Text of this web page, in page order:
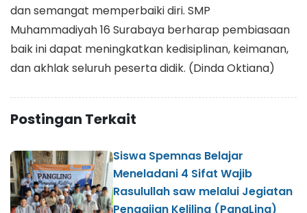
dan semangat memperbaiki diri. SMP
Muhammadiyah 16 Surabaya berharap pembiasaan
baik ini dapat meningkatkan kedisiplinan, keimanan,
dan akhlak seluruh peserta didik. (Dinda Oktiana)
Postingan Terkait
Siswa Spemnas Belajar
Meneladani 4 Sifat Wajib
Rasulullah saw melalui Jegiatan
Pengajian Keliling (PangLing)